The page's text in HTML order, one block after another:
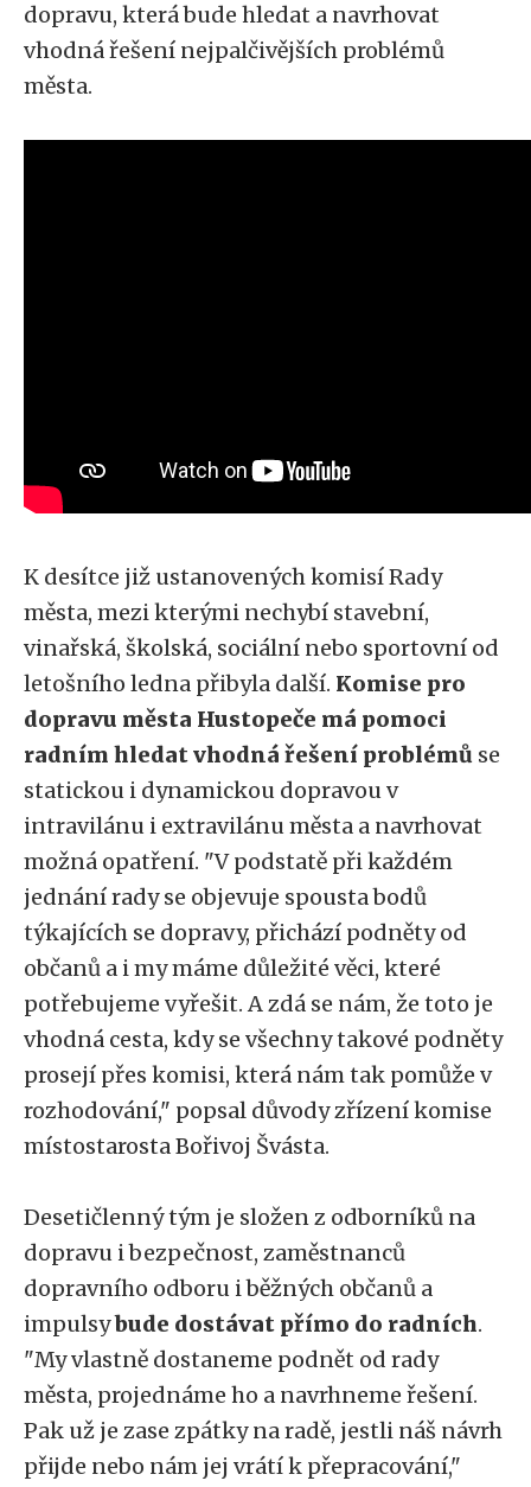
dopravu, která bude hledat a navrhovat
vhodná řešení nejpalčivějších problémů
města.
K desítce již ustanovených komisí Rady
města, mezi kterými nechybí stavební,
vinařská, školská, sociální nebo sportovní od
letošního ledna přibyla další. Komise pro
dopravu města Hustopeče má pomoci
radním hledat vhodná řešení problémů se
statickou i dynamickou dopravou v
intravilánu i extravilánu města a navrhovat
možná opatření. "V podstatě při každém
jednání rady se objevuje spousta bodů
týkajících se dopravy, přichází podněty od
občanů a i my máme důležité věci, které
potřebujeme vyřešit. A zdá se nám, že toto je
vhodná cesta, kdy se všechny takové podněty
prosejí přes komisi, která nám tak pomůže v
rozhodování," popsal důvody zřízení komise
místostarosta Bořivoj Švásta.
Desetičlenný tým je složen z odborníků na
dopravu i bezpečnost, zaměstnanců
dopravního odboru i běžných občanů a
impulsybude dostávat přímo do radních.
"My vlastně dostaneme podnět od rady
města, projednáme ho a navrhneme řešení.
Pak už je zase zpátky na radě, jestli náš návrh
přijde nebo nám jej vrátí k přepracování,"